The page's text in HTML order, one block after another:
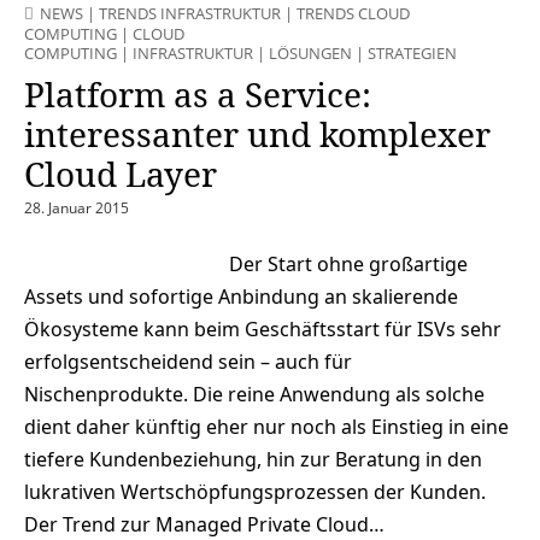
NEWS | TRENDS INFRASTRUKTUR | TRENDS CLOUD
COMPUTING | CLOUD
COMPUTING | INFRASTRUKTUR | LÖSUNGEN | STRATEGIEN
Platform as a Service:
interessanter und komplexer
Cloud Layer
28. Januar 2015
Der Start ohne großartige
Assets und sofortige Anbindung an skalierende
Ökosysteme kann beim Geschäftsstart für ISVs sehr
erfolgsentscheidend sein – auch für
Nischenprodukte. Die reine Anwendung als solche
dient daher künftig eher nur noch als Einstieg in eine
tiefere Kundenbeziehung, hin zur Beratung in den
lukrativen Wertschöpfungsprozessen der Kunden.
Der Trend zur Managed Private Cloud…